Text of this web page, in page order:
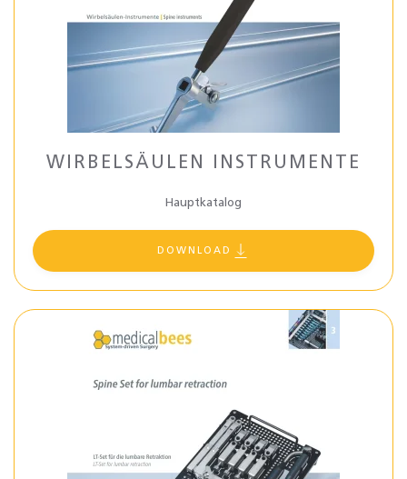
WIRBELSÄULEN INSTRUMENTE
Hauptkatalog
DOWNLOAD